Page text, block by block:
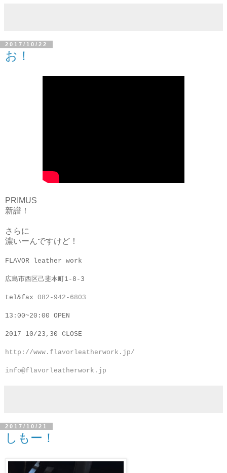
2017/10/22
お！
PRIMUS
新譜！
さらに
濃いーんですけど！
FLAVOR leather work
広島市西区己斐本町1-8-3
tel&fax 082-942-6803
13:00~20:00 OPEN
2017 10/23,30 CLOSE
http://www.flavorleatherwork.jp/
info@flavorleatherwork.jp
2017/10/21
しもー！